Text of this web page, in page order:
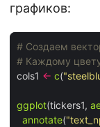
графиков:
# Создаем
# Каждому
cols1 <- c(
ggplot(tickers1,
annotate(